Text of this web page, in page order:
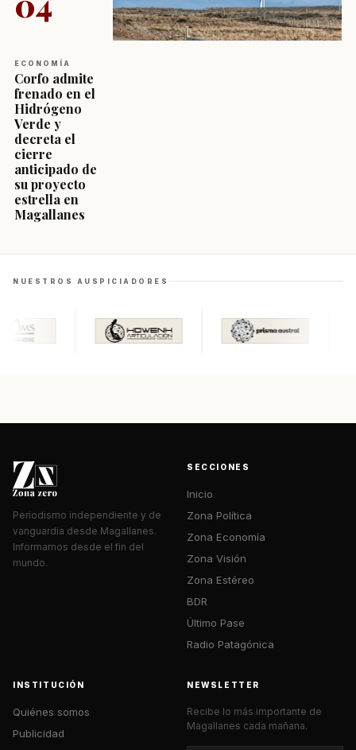
ECONOMÍA
Corfo admite
frenado en el
Hidrógeno
Verde y
decreta el
cierre
anticipado de
su proyecto
estrella en
Magallanes
NUESTROS AUSPICIADORES
Periodismo independiente y de
vanguardia desde Magallanes.
Informamos desde el fin del
mundo.
SECCIONES
Inicio
Zona Política
Zona Economía
Zona Visión
Zona Estéreo
BDR
Último Pase
Radio Patagónica
INSTITUCIÓN
Quiénes somos
Publicidad
NEWSLETTER
Recibe lo más importante de
Magallanes cada mañana.